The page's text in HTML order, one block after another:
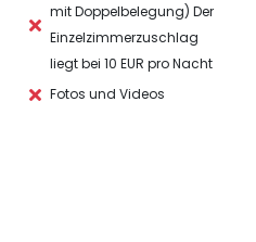
gut
in die fast 2000 Jahre
mit Doppelbelegung) Der
Einzelzimmerzuschlag
liegt bei 10 EUR pro Nacht
Fotos und Videos